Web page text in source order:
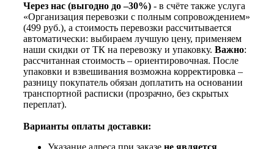
Через нас (выгодно до –30%) - в счёте также услуга
«Организация перевозки с полным сопровождением»
(499 руб.), а стоимость перевозки рассчитывается
автоматически: выбираем лучшую цену, применяем
наши скидки от ТК на перевозку и упаковку. Важно:
рассчитанная стоимость – ориентировочная. После
упаковки и взвешивания возможна корректировка –
разницу покупатель обязан доплатить на основании
транспортной расписки (прозрачно, без скрытых
переплат).
Варианты оплаты доставки: